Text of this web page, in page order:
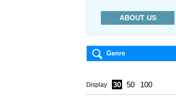
ABOUT US
Genre
Display 30 50 100